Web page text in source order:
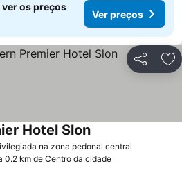
ver os preços
Ver preços
Partilhar
na zona pedonal central
Hotel SlonVer preços
0.2 km de Centro da cidade